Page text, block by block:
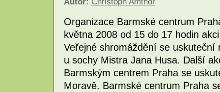
Autor: Christoph Amthor
Organizace Barmské centrum
května 2008 od 15 do 17 hodin
Veřejné shromáždění se
u sochy Mistra Jana Husa. Další
Barmským centrem Praha se
Moravě. Barmské centrum Praha